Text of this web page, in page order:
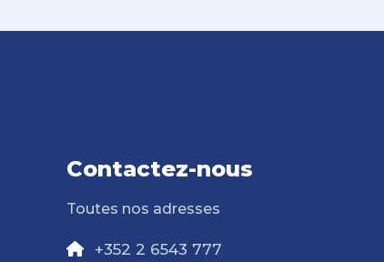
Contactez-nous
Toutes nos adresses
+352 2 6543 777